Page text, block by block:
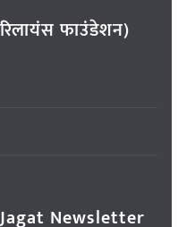
फाउंडेशन)
Newsletter